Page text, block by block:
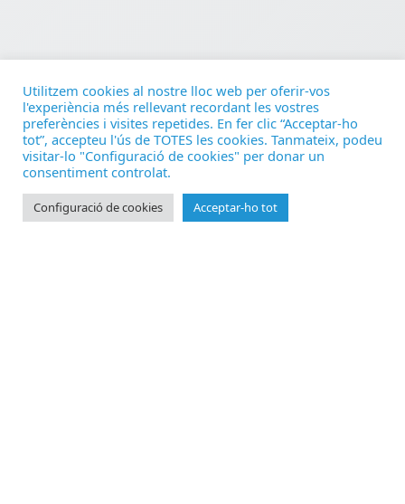
Utilitzem cookies al nostre lloc web per oferir-vos
l'experiència més rellevant recordant les vostres
preferències i visites repetides. En fer clic “Acceptar-ho
tot”, accepteu l'ús de TOTES les cookies. Tanmateix, podeu
visitar-lo "Configuració de cookies" per donar un
consentiment controlat.
Configuració de cookies Acceptar-ho tot